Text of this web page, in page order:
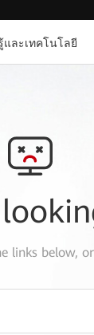
ละเทคโนโลยี
links below,